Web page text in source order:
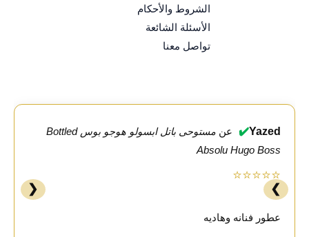
الشروط والأحكام
الأسئلة الشائعة
تواصل معنا
Yazed
✔️ عن
مستوحى باتل ابسولو هوجو بوس Bottled
Absolu Hugo Boss
⭐⭐⭐⭐⭐
عطور فنانه وهاديه
❮ ❯